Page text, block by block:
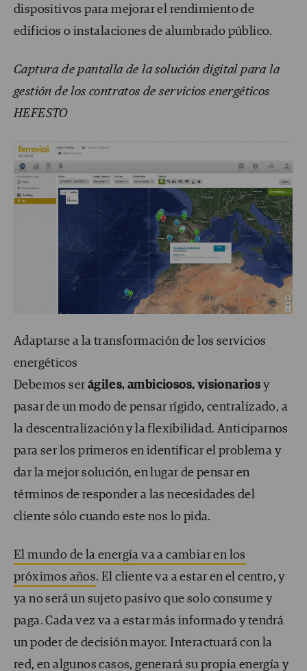
dispositivos para mejorar el rendimiento de
edificios o instalaciones de alumbrado público.
Captura de pantalla de la solución digital para la
gestión de los contratos de servicios energéticos
HEFESTO
Adaptarse a la transformación de los servicios
energéticos
Debemos ser ágiles, ambiciosos, visionarios y
pasar de un modo de pensar rígido, centralizado, a
la descentralización y la flexibilidad. Anticiparnos
para ser los primeros en identificar el problema y
dar la mejor solución, en lugar de pensar en
términos de responder a las necesidades del
cliente sólo cuando este nos lo pida.
El mundo de la energía va a cambiar en los
próximos años. El cliente va a estar en el centro, y
ya no será un sujeto pasivo que solo consume y
paga. Cada vez va a estar más informado y tendrá
un poder de decisión mayor. Interactuará con la
red, en algunos casos, generará su propia energía y